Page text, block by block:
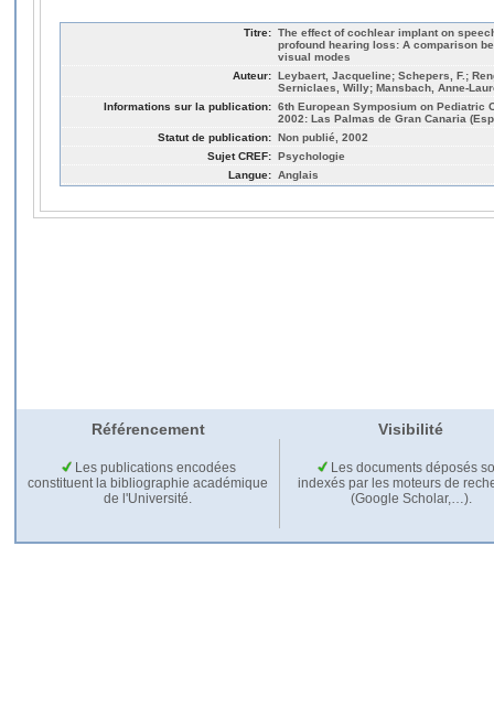
Titre: The effect of cochlear implant on
profound hearing loss: A comparison
visual modes
Auteur: Leybaert, Jacqueline; Schepers, F.;
Serniclaes, Willy; Mansbach, Anne-
Informations sur la publication: 6th European Symposium on Pediatric
2002: Las Palmas de Gran Canaria
Statut de publication: Non publié, 2002
Sujet CREF: Psychologie
Langue: Anglais
Référencement Visibilité
Les publications encodées
constituent la bibliographie académique
de l'Université.
Les documents déposés
indexés par les moteurs de
(Google Scholar,…).